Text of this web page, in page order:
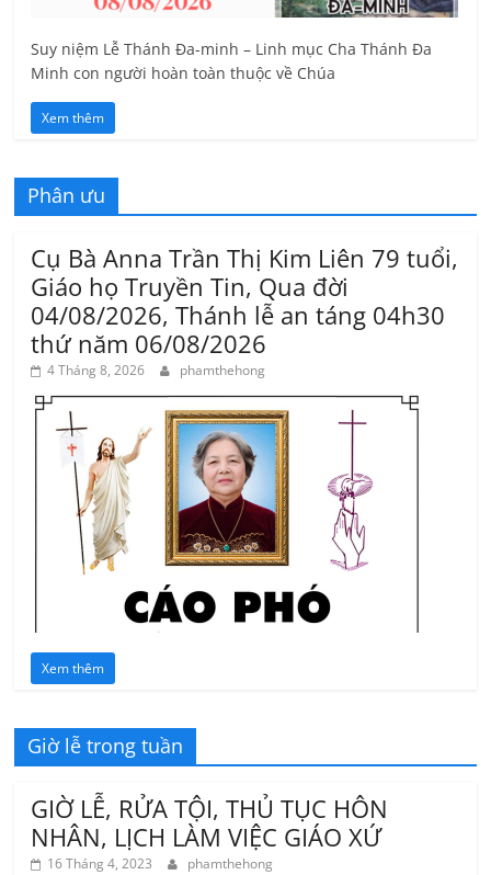
Suy niệm Lễ Thánh Đa-minh – Linh mục Cha Thánh Đa
Minh con người hoàn toàn thuộc về Chúa
Xem thêm
Phân ưu
Cụ Bà Anna Trần Thị Kim Liên 79 tuổi,
Giáo họ Truyền Tin, Qua đời
04/08/2026, Thánh lễ an táng 04h30
thứ năm 06/08/2026
4 Tháng 8, 2026 phamthehong
Xem thêm
Giờ lễ trong tuần
GIỜ LỄ, RỬA TỘI, THỦ TỤC HÔN
NHÂN, LỊCH LÀM VIỆC GIÁO XỨ
16 Tháng 4, 2023 phamthehong